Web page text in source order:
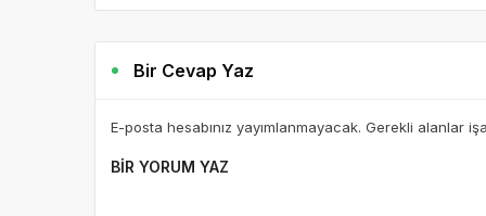
Bir Cevap Yaz
E-posta hesabınız yayımlanmayacak. Gerekli alanlar
BIR YORUM YAZ